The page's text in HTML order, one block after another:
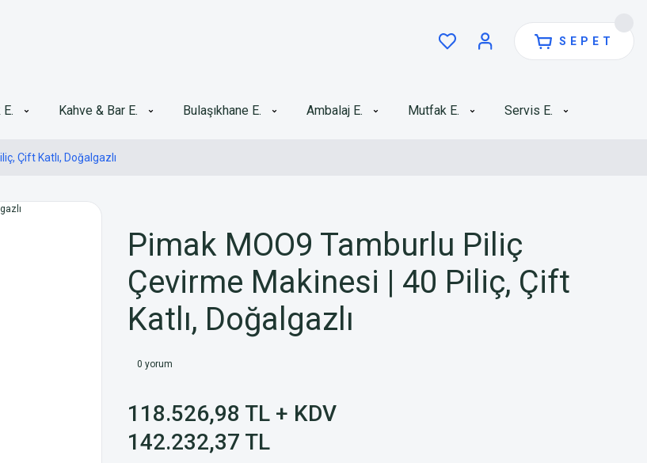
SEPET
Kahve & Bar E. Bulaşıkhane E. Ambalaj E. Mutfak E. Servis E.
Çift Katlı, Doğalgazlı
Pimak MOO9 Tamburlu Piliç
Çevirme Makinesi | 40 Piliç, Çift
Katlı, Doğalgazlı
0 yorum
118.526,98 TL + KDV
142.232,37 TL